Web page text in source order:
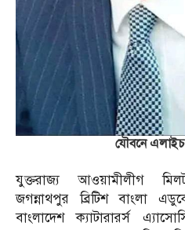
যৌবনে এলাইচ
যুক্তরাজ্য আওয়ামীলীগ
জগন্নাথপুর ব্রিটিশ বাংলা
বাংলাদেশ ক্যাটারারর্স